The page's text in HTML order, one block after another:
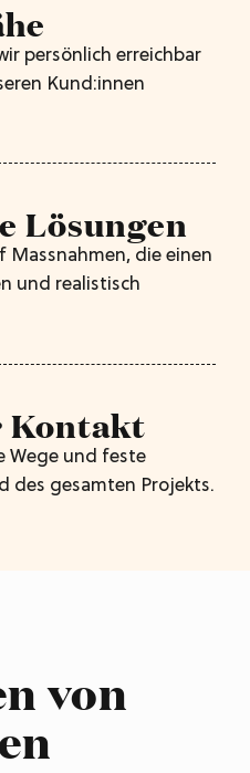
persönlich erreichbar
Kund:innen
Lösungen
Massnahmen, die einen
und realistisch
Kontakt
Wege und feste
des gesamten Projekts.
von